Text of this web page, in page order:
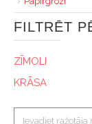
FILTRĒT
ZĪMOLI
KRĀSA